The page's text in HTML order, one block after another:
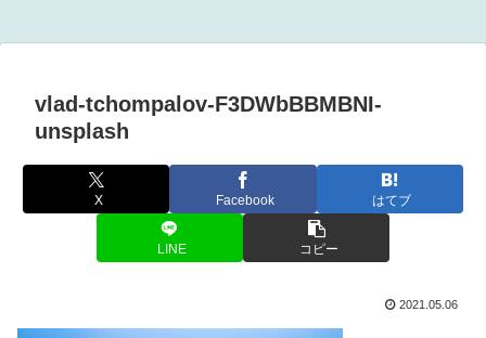
vlad-tchompalov-F3DWbBBMBNI-
unsplash
X Facebook はてブ
LINE コピー
2021.05.06